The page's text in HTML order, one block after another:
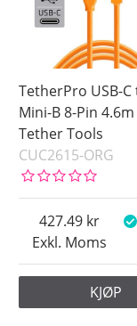
TetherPro USB-C
Mini-B 8-Pin
Tether Tools
CUC2615-ORG
Exkl. Moms
427.49
KJØP